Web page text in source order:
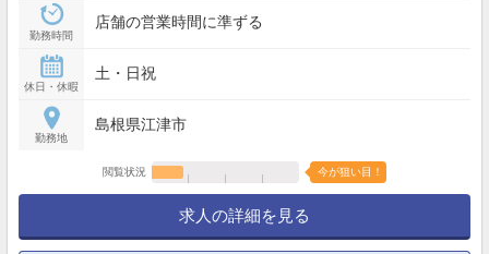
勤務時間
店舗の営業時間に準ずる
休日・休暇
土・日祝
勤務地
島根県江津市
閲覧状況 今が狙い目！
求人の詳細を見る